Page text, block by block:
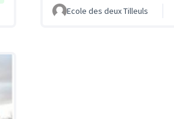
Ecole des deux Tilleuls